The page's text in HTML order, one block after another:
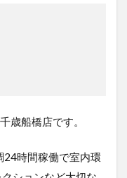
歳船橋店です。
24時間稼働で室内環